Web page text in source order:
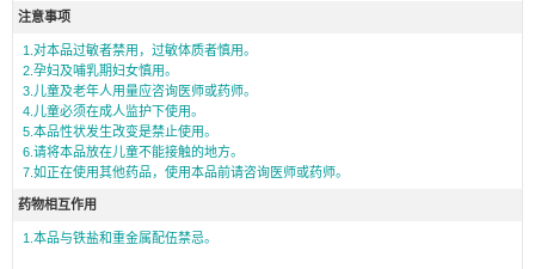
注意事项
1.对本品过敏者禁用，过敏体质者慎用。
2.孕妇及哺乳期妇女慎用。
3.儿童及老年人用量应咨询医师或药师。
4.儿童必须在成人监护下使用。
5.本品性状发生改变是禁止使用。
6.请将本品放在儿童不能接触的地方。
7.如正在使用其他药品，使用本品前请咨询医师或药师。
药物相互作用
1.本品与铁盐和重金属配伍禁忌。